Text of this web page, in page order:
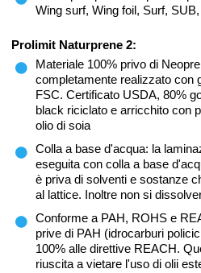
Wing surf, Wing foil, Surf,
Prolimit Naturprene 2:
Materiale 100% privo di
completamente realizzato con
FSC. Certificato USDA, 80%
black riciclato e arricchito con
olio di soia
Colla a base d'acqua: la
eseguita con colla a base
è priva di solventi e sostanze
al lattice. Inoltre non si
Conforme a PAH, ROHS e
prive di PAH (idrocarburi
100% alle direttive REACH.
riuscita a vietare l'uso di olii